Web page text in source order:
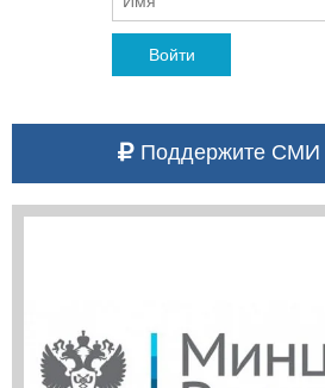
Войти
Поддержите СМИ